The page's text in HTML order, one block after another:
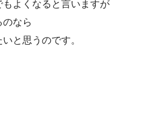
よくなると言いますが
のなら
と思うのです。